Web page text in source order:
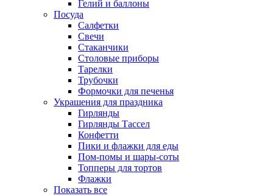
Гелий и баллоны
Посуда
Салфетки
Свечи
Стаканчики
Столовые приборы
Тарелки
Трубочки
Формочки для печенья
Украшения для праздника
Гирлянды
Гирлянды Тассел
Конфетти
Пики и флажки для еды
Пом-помы и шары-соты
Топперы для тортов
Флажки
Показать все